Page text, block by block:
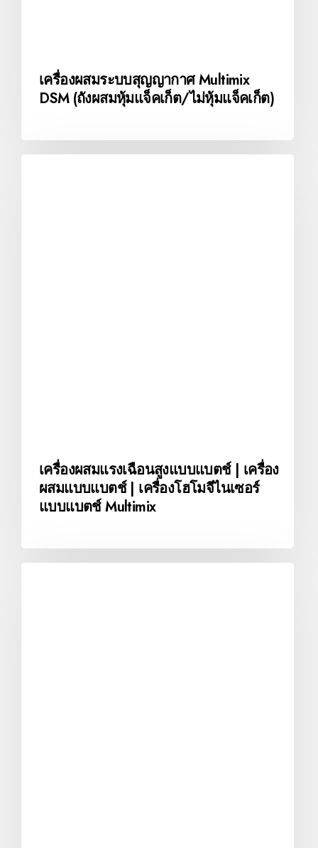
เครื่องผสมระบบสุญญากาศ Multimix
DSM (ถังผสมหุ้มแจ็คเก็ต/ไม่หุ้มแจ็คเก็ต)
เครื่องผสมแรงเฉือนสูงแบบแบตช์ | เครื่อง
ผสมแบบแบตช์ | เครื่องโฮโมจีไนเซอร์
แบบแบตช์ Multimix